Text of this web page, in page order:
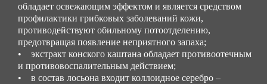
обладает освежающим эффектом и является средством
профилактики грибковых заболеваний кожи,
противодействуют обильному потоотделению,
предотвращая появление неприятного запаха;
• экстракт конского каштана обладает противоотечным
и противовоспалительным действием;
• в состав лосьона входит коллоидное серебро –